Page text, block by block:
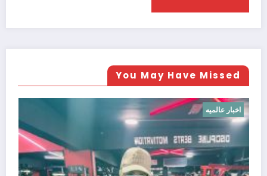
You May Have Missed
افريقيا اخبار الاهلى